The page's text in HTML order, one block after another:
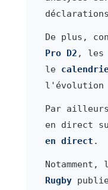
De plus,
Pro D2 , les
le
l'évolution
Par
en direct
en direct .
Notamment,
Rugbypublie